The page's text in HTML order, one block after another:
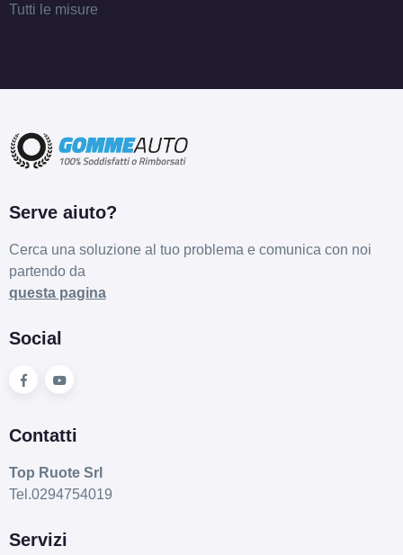
Tutti le misure
Serve aiuto?
Cerca una soluzione al tuo problema e comunica con noi
partendo da
questa pagina
Social
Contatti
Top Ruote Srl
Tel.0294754019
Servizi